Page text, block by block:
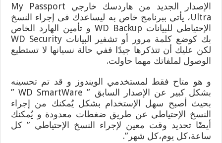
الإصدار الجديد من هاردسك خارجي My Passport
Ultra، يأتي ببرنامج خاص به ليساعدك فى إجراء النسخ
الإحتياطي للبيانات WD Backup و تأمين الهارد الخاص
بك كوضع كلمة مرور أو تشفير البيانات WD Security
لكن عليك أن تتذكرها جيدًا ففي حالة نسيانها لا تستطيع
الوصول لملفاتك مهما حاولت.
و هو متاح فقط لمستخدمي الويندوز و قد تم تحسينه
بشكل كبير عن الإصدار السابق ” WD SmartWare ”
بحيث أصبح سهل الإستخدام بشكل يُمكنك من إجراء
النسخ الإحتياطي عن طريق ضغطات معدودة و يُمكنك
أيضًا تحديد وقت معين لإجراء النسخ الإحتياطي ” كل
ساعة،كل يوم،كل شهر”.